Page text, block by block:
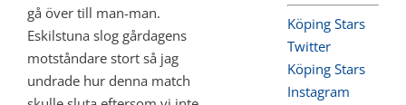
gå över till man-man.
Eskilstuna slog gårdagens
motståndare stort så jag
undrade hur denna match
Köping Stars
Twitter
Köping Stars
Instagram